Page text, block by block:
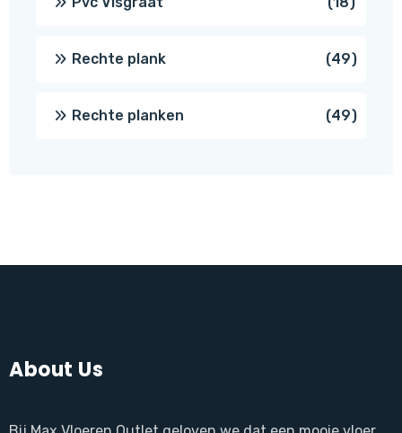
Rechte plank 4949
Rechte planken 4949
About Us